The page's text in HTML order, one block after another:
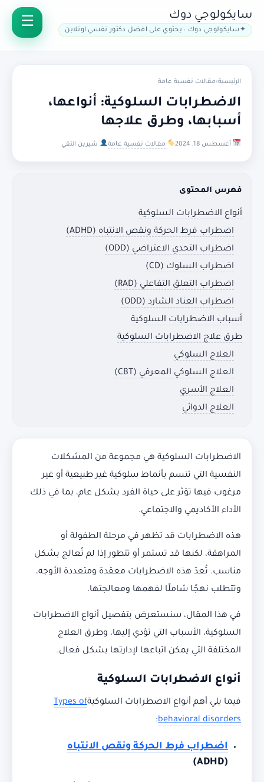
سايكولوجي دوك
سايكولوجي دوك : يحتوي على افضل دكتور نفسي اونلاين
الرئيسية›مقالات نفسية عامة
الاضطرابات السلوكية: أنواعها،
أسبابها، وطرق علاجها
أغسطس 18, 2024 مقالات نفسية عامة شيرين التقي
فهرس المحتوى
أنواع الاضطرابات السلوكية
اضطراب فرط الحركة ونقص الانتباه (ADHD)
اضطراب التحدي الاعتراضي (ODD)
اضطراب السلوك (CD)
اضطراب التعلق التفاعلي (RAD)
اضطراب العناد الشارد (ODD)
أسباب الاضطرابات السلوكية
طرق علاج الاضطرابات السلوكية
العلاج السلوكي
العلاج السلوكي المعرفي (CBT)
العلاج الأسري
العلاج الدوائي
الاضطرابات السلوكية هي مجموعة من المشكلات
النفسية التي تتسم بأنماط سلوكية غير طبيعية أو غير
مرغوب فيها تؤثر على حياة الفرد بشكل عام، بما في ذلك
الأداء الأكاديمي والاجتماعي.
هذه الاضطرابات قد تظهر في مرحلة الطفولة أو
المراهقة، لكنها قد تستمر أو تتطور إذا لم تُعالج بشكل
مناسب. تُعدّ هذه الاضطرابات معقدة ومتعددة الأوجه،
وتتطلب نهجًا شاملًا لفهمها ومعالجتها.
في هذا المقال، سنستعرض بتفصيل أنواع الاضطرابات
السلوكية، الأسباب التي تؤدي إليها، وطرق العلاج
المختلفة التي يمكن اتباعها لإدارتها بشكل فعال.
أنواع الاضطرابات السلوكية
فيما يلي أهم أنواع الاضطرابات السلوكيةTypes of
behavioral disorders
:
اضطراب فرط الحركة ونقص الانتباه
(ADHD)